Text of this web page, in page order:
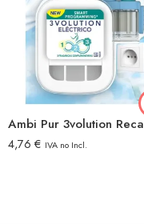
4,76 € IVA no Incl.